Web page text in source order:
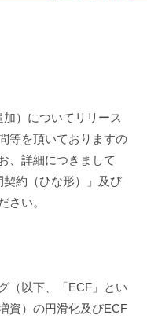
）についてリリース
等を頂いておりますの
、詳細につきまして
約（ひな形）」及び
さい。
（以下、「ECF」とい
資）の円滑化及びECF